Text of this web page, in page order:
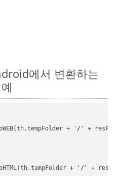
에서 변환하는
+
'/' +
+
'/' +